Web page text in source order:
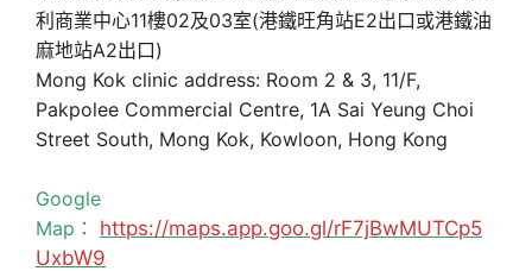
利商業中心11樓02及03室(港鐵旺角站E2出口或港鐵油
麻地站A2出口)
Mong Kok clinic address: Room 2 & 3, 11/F,
Pakpolee Commercial Centre, 1A Sai Yeung Choi
Street South, Mong Kok, Kowloon, Hong Kong
Google
Map： https://maps.app.goo.gl/rF7jBwMUTCp5
UxbW9